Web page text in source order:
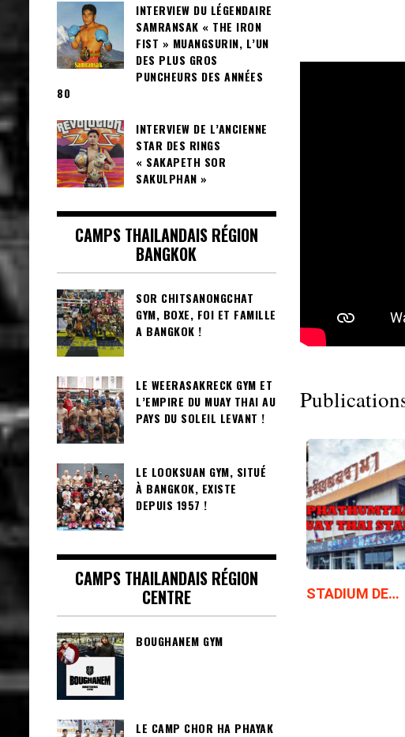
STADIUM DE…
INTERVIEW DU LÉGENDAIRE
SAMRANSAK « THE IRON
FIST » MUANGSURIN, L’UN
DES PLUS GROS
PUNCHEURS DES ANNÉES
80
INTERVIEW DE L’ANCIENNE
STAR DES RINGS
« SAKAPETH SOR
SAKULPHAN »
CAMPS THAILANDAIS RÉGION
BANGKOK
SOR CHITSANONGCHAT
GYM, BOXE, FOI ET FAMILLE
A BANGKOK !
LE WEERASAKRECK GYM ET
L’EMPIRE DU MUAY THAI AU
PAYS DU SOLEIL LEVANT !
LE LOOKSUAN GYM, SITUÉ
À BANGKOK, EXISTE
DEPUIS 1957 !
CAMPS THAILANDAIS RÉGION
CENTRE
BOUGHANEM GYM
LE CAMP CHOR HA PHAYAK